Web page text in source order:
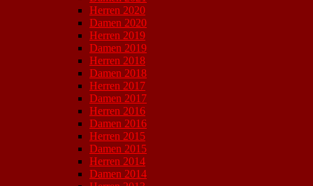
Herren 2020
Damen 2020
Herren 2019
Damen 2019
Herren 2018
Damen 2018
Herren 2017
Damen 2017
Herren 2016
Damen 2016
Herren 2015
Damen 2015
Herren 2014
Damen 2014